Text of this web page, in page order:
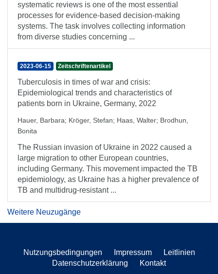
systematic reviews is one of the most essential
processes for evidence-based decision-making
systems. The task involves collecting information
from diverse studies concerning ...
2023-06-15 Zeitschriftenartikel
Tuberculosis in times of war and crisis:
Epidemiological trends and characteristics of
patients born in Ukraine, Germany, 2022
Hauer, Barbara; Kröger, Stefan; Haas, Walter; Brodhun,
Bonita
The Russian invasion of Ukraine in 2022 caused a
large migration to other European countries,
including Germany. This movement impacted the TB
epidemiology, as Ukraine has a higher prevalence of
TB and multidrug-resistant ...
Weitere Neuzugänge
Nutzungsbedingungen Impressum
Leitlinien
Datenschutzerklärung
Kontakt